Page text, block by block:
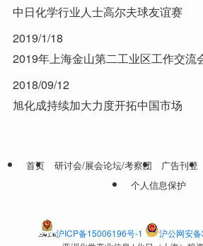
中日化学行业人士高尔夫球友谊赛
2019/1/18
2019年上海金山第二工业区工作交流
2018/09/12
旭化成持续加大力度开拓中国市场
首页 研讨会/展会论坛/考察团 广告刊登
个人信息保护
沪ICP备15006196号-1
沪公网安